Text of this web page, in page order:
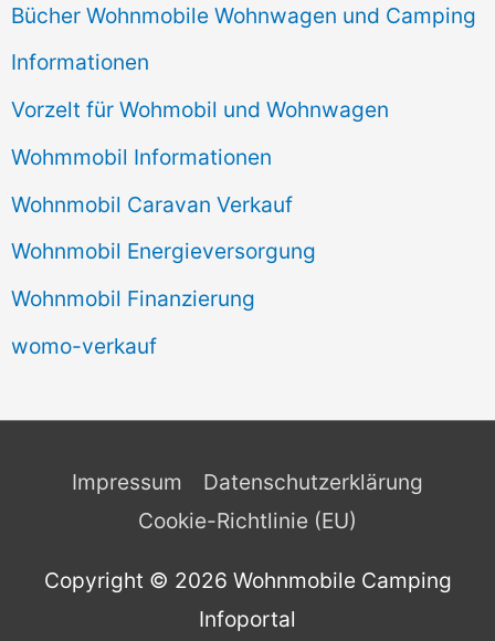
Bücher Wohnmobile Wohnwagen und Camping
Informationen
Vorzelt für Wohmobil und Wohnwagen
Wohmmobil Informationen
Wohnmobil Caravan Verkauf
Wohnmobil Energieversorgung
Wohnmobil Finanzierung
womo-verkauf
Impressum
Datenschutzerklärung
Cookie-Richtlinie (EU)
Copyright © 2026 Wohnmobile Camping
Infoportal